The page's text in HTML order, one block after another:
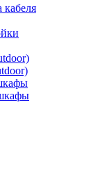
кабеля